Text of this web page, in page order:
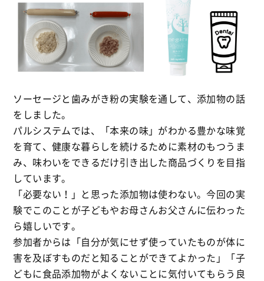
ソーセージと歯みがき粉の実験を通して、添加物の話
をしました。
パルシステムでは、「本来の味」がわかる豊かな味覚
を育て、健康な暮らしを続けるために素材のもつうま
み、味わいをできるだけ引き出した商品づくりを目指
しています。
「必要ない！」と思った添加物は使わない。今回の実
験でこのことが子どもやお母さんお父さんに伝わった
ら嬉しいです。
参加者からは「自分が気にせず使っていたものが体に
害を及ぼすものだと知ることができてよかった」「子
どもに食品添加物がよくないことに気付いてもらう良